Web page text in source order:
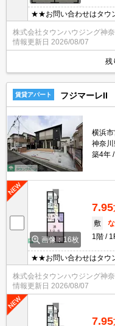
★★お問い合わせはタウ
株式会社タウンハウジング神
情報更新日 2026/08/07
残
賃貸アパート フジマーレII
横浜
神奈
築4年
画像：16枚
7.95
敷
1階
★★お問い合わせはタウ
株式会社タウンハウジング神
情報更新日 2026/08/07
7.95